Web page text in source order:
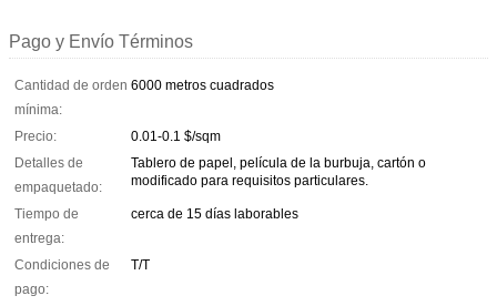
Pago y Envío Términos
Cantidad de orden
mínima:
6000 metros cuadrados
Precio:
0.01-0.1 $/sqm
Detalles de
empaquetado:
Tablero de papel, película de la burbuja, cartón o
modificado para requisitos particulares.
Tiempo de
entrega:
cerca de 15 días laborables
Condiciones de
pago:
T/T